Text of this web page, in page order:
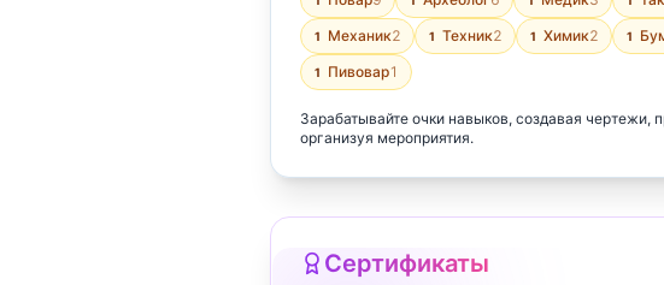
1 Механик2 1 Техник2 1 Химик2 1
1 Пивовар1
Зарабатывайте очки навыков, создавая чертежи,
организуя мероприятия.
Сертификаты